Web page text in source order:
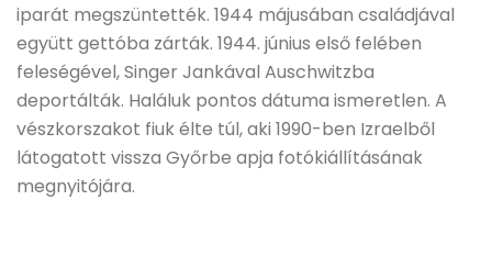
iparát megszüntették. 1944 májusában családjával
együtt gettóba zárták. 1944. június első felében
feleségével, Singer Jankával Auschwitzba
deportálták. Haláluk pontos dátuma ismeretlen. A
vészkorszakot fiuk élte túl, aki 1990-ben Izraelből
látogatott vissza Győrbe apja fotókiállításának
megnyitójára.